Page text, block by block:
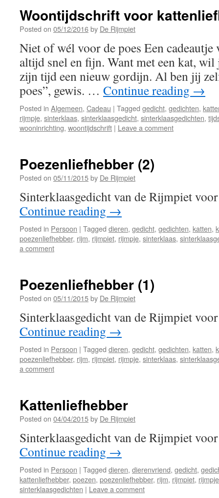
Woontijdschrift voor
Posted on 05/12/2016by De Rijmpiet
Niet of wél voor de poes Een
altijd snel en fijn. Want met een kat,
zijn tijd een nieuw gordijn. Al ben jij
poes”, gewis. … Continue reading →
Posted in Algemeen, Cadeau | Tagged gedicht, gedichten,
rijmpje, sinterklaas, sinterklaasgedicht, sinterklaasgedichten,
wooninrichting, woontijdschrift | Leave a comment
Poezenliefhebber (2)
Posted on 05/11/2015by De Rijmpiet
Sinterklaasgedicht van de Rijmpiet
Continue reading →
Posted in Persoon | Tagged dieren, gedicht, gedichten, katten,
poezenliefhebber, rijm, rijmpiet, rijmpje, sinterklaas,
a comment
Poezenliefhebber (1)
Posted on 05/11/2015by De Rijmpiet
Sinterklaasgedicht van de Rijmpiet
Continue reading →
Posted in Persoon | Tagged dieren, gedicht, gedichten, katten,
poezenliefhebber, rijm, rijmpiet, rijmpje, sinterklaas,
a comment
Kattenliefhebber
Posted on 04/04/2015by De Rijmpiet
Sinterklaasgedicht van de Rijmpiet
Continue reading →
Posted in Persoon | Tagged dieren, dierenvriend, gedicht,
kattenliefhebber, poezen, poezenliefhebber, rijm, rijmpiet, rijmpje
sinterklaasgedichten | Leave a comment